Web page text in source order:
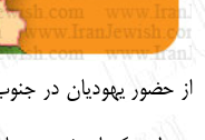
از حضور يهوديان در